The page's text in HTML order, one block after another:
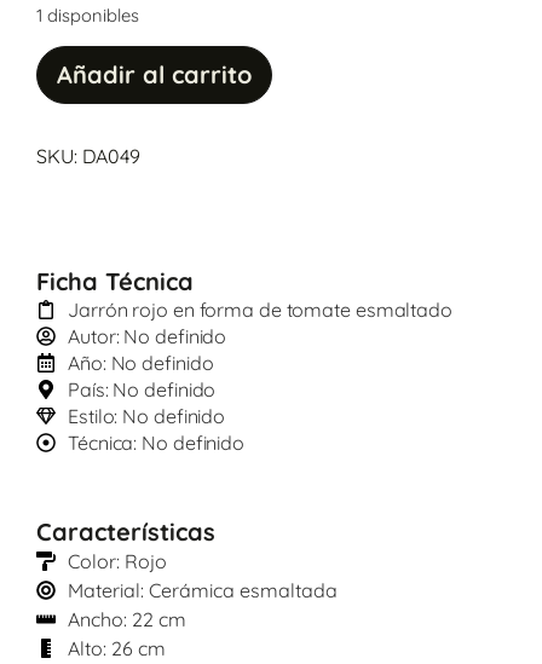
1 disponibles
Añadir al carrito
SKU: DA049
Ficha Técnica
Jarrón rojo en forma de tomate esmaltado
Autor: No definido
Año: No definido
País: No definido
Estilo: No definido
Técnica: No definido
Características
Color: Rojo
Material: Cerámica esmaltada
Ancho: 22 cm
Alto: 26 cm